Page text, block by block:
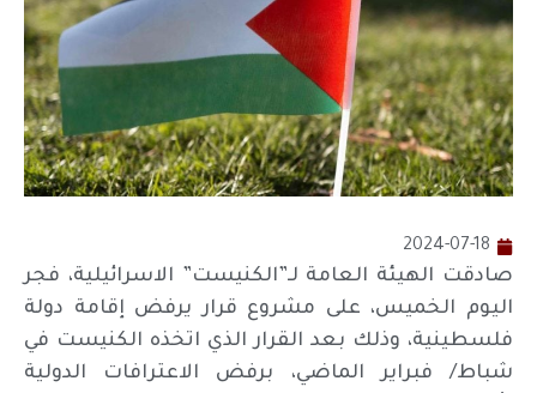
2024-07-18
صادقت الهيئة العامة لـ”الكنيست” الاسرائيلية، فجر
اليوم الخميس، على مشروع قرار يرفض إقامة دولة
فلسطينية، وذلك بعد القرار الذي اتخذه الكنيست في
شباط/ فبراير الماضي، برفض الاعترافات الدولية